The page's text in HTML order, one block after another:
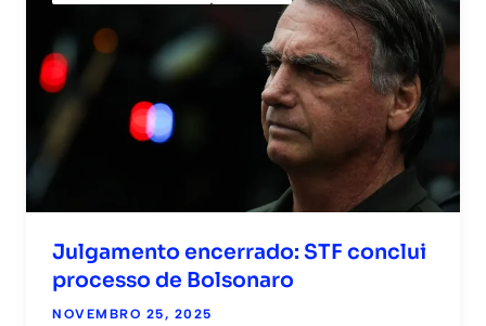
Julgamento encerrado: STF conclui
processo de Bolsonaro
NOVEMBRO 25, 2025